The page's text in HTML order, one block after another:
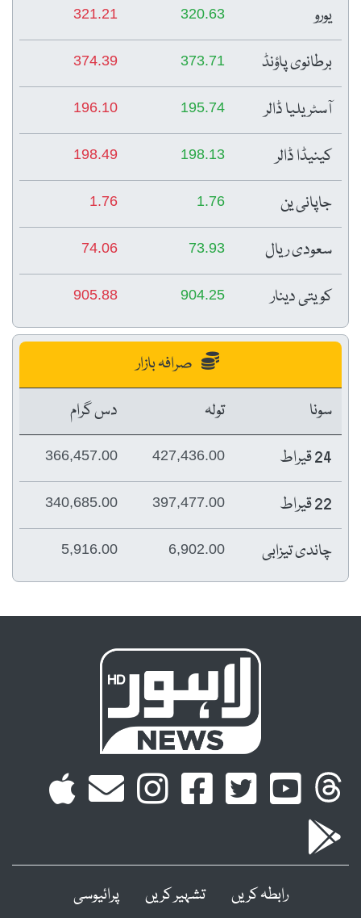
یورو 320.63
321.21
برطانوی پاؤنڈ 373.71
374.39
آسٹریلیا ڈالر 195.74
196.10
کینیڈا ڈالر 198.13
198.49
جاپانی ین 1.76
1.76
سعودی ریال 73.93
74.06
کویتی دینار 904.25
905.88
صرافہ بازار
سونا
تولہ
دس گرام
24 قیراط
427,436.00
366,457.00
22 قیراط 397,477.00
340,685.00
چاندی تیزابی 6,902.00
5,916.00
رابطہ کریں تشہیر کریں پرائیوسی